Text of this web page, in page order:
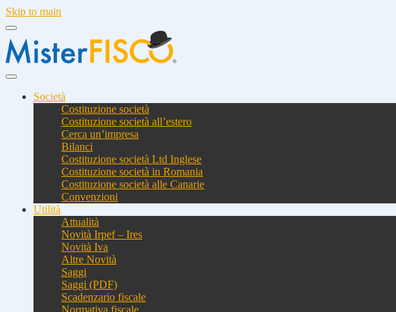
Skip to main
Società
Costituzione società
Costituzione società all’estero
Cerca un’impresa
Bilanci
Costituzione società Ltd Inglese
Costituzione società in Romania
Costituzione società alle Canarie
Convenzioni
Utilità
Attualità
Novità Irpef – Ires
Novità Iva
Altre Novità
Saggi
Saggi (PDF)
Scadenzario fiscale
Normativa fiscale